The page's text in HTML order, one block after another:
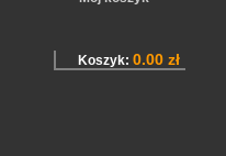
Koszyk:0.00 zł